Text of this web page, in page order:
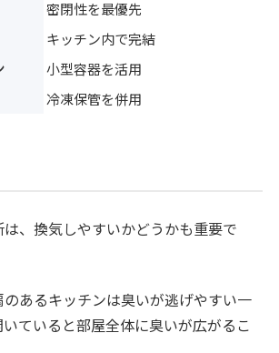
密閉性を最優先
キッチン内で完結
小型容器を活用
冷凍保管を併用
、換気しやすいかどうかも重要で
あるキッチンは臭いが逃げやすい一
ていると部屋全体に臭いが広がるこ